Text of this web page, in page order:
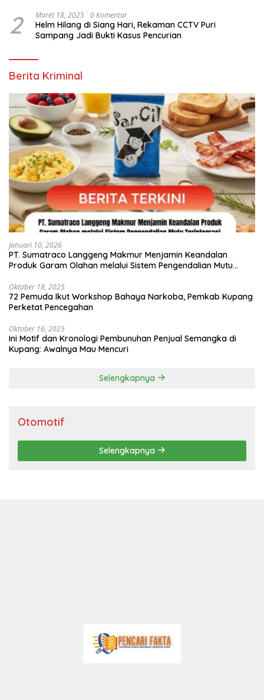
Kegiatan Paskah
2 Maret 18, 2025 0 Komentar
Helm Hilang di Siang Hari, Rekaman CCTV Puri
Sampang Jadi Bukti Kasus Pencurian
Berita Kriminal
Januari 10, 2026
PT. Sumatraco Langgeng Makmur Menjamin Keandalan
Produk Garam Olahan melalui Sistem Pengendalian Mutu
Oktober 18, 2025
72 Pemuda Ikut Workshop Bahaya Narkoba, Pemkab Kupang
Perketat Pencegahan
Oktober 16, 2025
Ini Motif dan Kronologi Pembunuhan Penjual Semangka di
Kupang: Awalnya Mau Mencuri
Selengkapnya
Otomotif
Selengkapnya